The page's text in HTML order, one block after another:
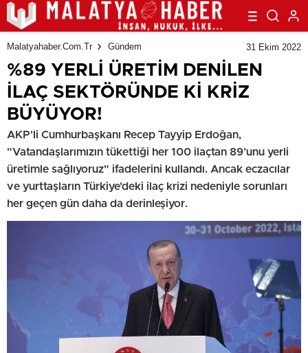
Malatyahaber.com.tr Gündem 31 Ekim 2022
%89 YERLİ ÜRETİM DENİLEN
İLAÇ SEKTÖRÜNDE Kİ KRİZ
BÜYÜYOR!
AKP'li Cumhurbaşkanı Recep Tayyip Erdoğan,
"Vatandaşlarımızın tükettiği her 100 ilaçtan 89’unu yerli
üretimle sağlıyoruz" ifadelerini kullandı. Ancak eczacılar
ve yurttaşların Türkiye'deki ilaç krizi nedeniyle sorunları
her geçen gün daha da derinleşiyor.